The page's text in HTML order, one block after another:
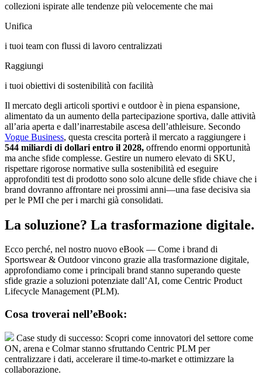
collezioni ispirate alle tendenze più velocemente che mai
Unifica
i tuoi team con flussi di lavoro centralizzati
Raggiungi
i tuoi obiettivi di sostenibilità con facilità
Il mercato degli articoli sportivi e outdoor è in piena espansione,
alimentato da un aumento della partecipazione sportiva, dalle attività
all’aria aperta e dall’inarrestabile ascesa dell’athleisure. Secondo
Vogue Business, questa crescita porterà il mercato a raggiungere i
544 miliardi di dollari entro il 2028, offrendo enormi opportunità
ma anche sfide complesse. Gestire un numero elevato di SKU,
rispettare rigorose normative sulla sostenibilità ed eseguire
approfonditi test di prodotto sono solo alcune delle sfide chiave che i
brand dovranno affrontare nei prossimi anni—una fase decisiva sia
per le PMI che per i marchi già consolidati.
La soluzione? La trasformazione digitale.
Ecco perché, nel nostro nuovo eBook — Come i brand di
Sportswear & Outdoor vincono grazie alla trasformazione digitale,
approfondiamo come i principali brand stanno superando queste
sfide grazie a soluzioni potenziate dall’AI, come Centric Product
Lifecycle Management (PLM).
Cosa troverai nell’eBook:
Case study di successo: Scopri come innovatori del settore come
ON, arena e Colmar stanno sfruttando Centric PLM per
centralizzare i dati, accelerare il time-to-market e ottimizzare la
collaborazione.